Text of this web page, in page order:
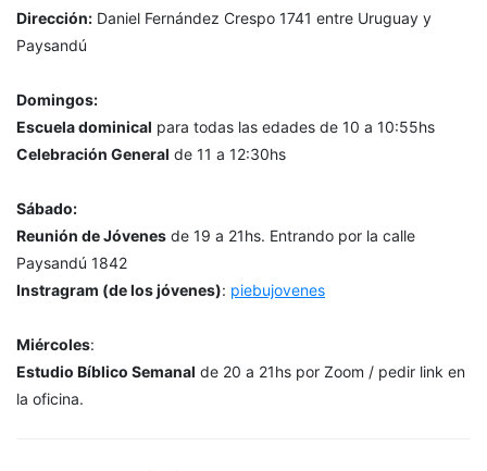
Dirección: Daniel Fernández Crespo 1741 entre Uruguay y
Paysandú
Domingos:
Escuela dominical para todas las edades de 10 a 10:55hs
Celebración General de 11 a 12:30hs
Sábado:
Reunión de Jóvenes de 19 a 21hs. Entrando por la calle
Paysandú 1842
Instragram (de los jóvenes): piebujovenes
Miércoles:
Estudio Bíblico Semanal de 20 a 21hs por Zoom / pedir link en
la oficina.